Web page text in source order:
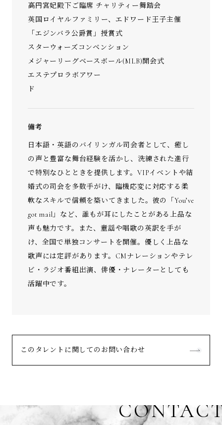
高円宮妃殿下ご臨席 チャリティー舞踏会
英国ロイヤルファミリー、エドワード王子主催
「エジンバラ公爵賞」授賞式
スターウォーズコンベンション
メジャーリーグベースボール(MLB)開会式
エステプロラボアワー
備考
日本語・英語のバイリンガル司会者として、癒し
の声と豊富な舞台経験を活かし、洗練された進行
で特別なひとときを提供します。VIPイベントや結
婚式の司会を多数手がけ、臨機応変に対応する柔
軟なスキルで信頼を築いてきました。彼の「You’ve
got mail」など、誰もが耳にしたことがある上品な
声も魅力です。また、童謡や唱歌の英訳を手が
け、全国で単独コンサートを開催。優しく上品な
歌声には定評があります。CMナレーションやテレ
ビ・ラジオ番組出演、俳優・ナレーターとしても
活躍中です。
このタレントに関してのお問い合わせ